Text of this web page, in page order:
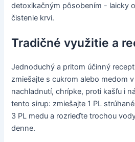
detoxikačným pôsobením - laicky
čistenie krvi.
Tradičné využitie a
Jednoduchý a pritom účinný
zmiešajte s cukrom alebo medom
nachladnutí, chrípke, proti kašľu i
tento sirup: zmiešajte 1 PL
3 PL medu a rozrieďte trochou
denne.